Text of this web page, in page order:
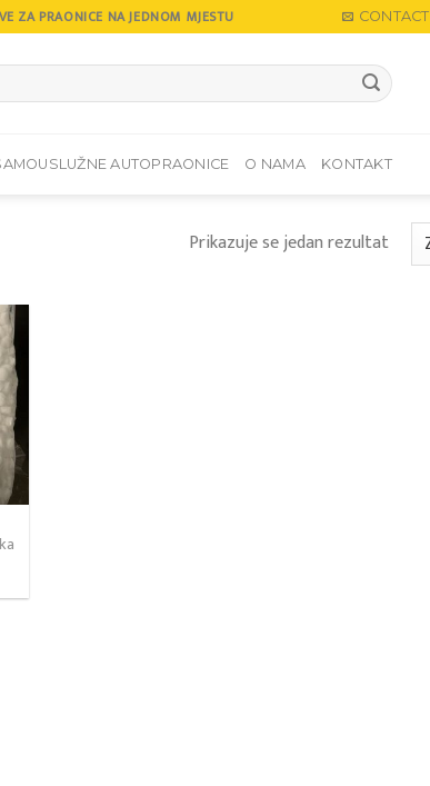
ZA PRAONICE NA JEDNOM MJESTU CONTACT
AUTOPRAONICE O NAMA KONTAKT
Prikazuje se jedan rezultat